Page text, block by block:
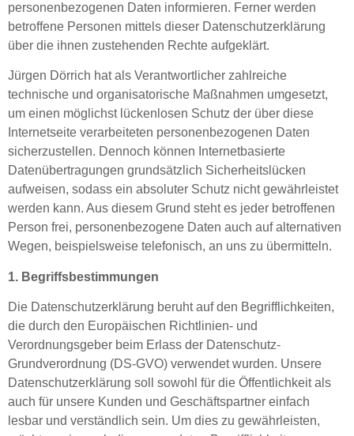
personenbezogenen Daten informieren. Ferner werden
betroffene Personen mittels dieser Datenschutzerklärung
über die ihnen zustehenden Rechte aufgeklärt.
Jürgen Dörrich hat als Verantwortlicher zahlreiche
technische und organisatorische Maßnahmen umgesetzt,
um einen möglichst lückenlosen Schutz der über diese
Internetseite verarbeiteten personenbezogenen Daten
sicherzustellen. Dennoch können Internetbasierte
Datenübertragungen grundsätzlich Sicherheitslücken
aufweisen, sodass ein absoluter Schutz nicht gewährleistet
werden kann. Aus diesem Grund steht es jeder betroffenen
Person frei, personenbezogene Daten auch auf alternativen
Wegen, beispielsweise telefonisch, an uns zu übermitteln.
1. Begriffsbestimmungen
Die Datenschutzerklärung beruht auf den Begrifflichkeiten,
die durch den Europäischen Richtlinien- und
Verordnungsgeber beim Erlass der Datenschutz-
Grundverordnung (DS-GVO) verwendet wurden. Unsere
Datenschutzerklärung soll sowohl für die Öffentlichkeit als
auch für unsere Kunden und Geschäftspartner einfach
lesbar und verständlich sein. Um dies zu gewährleisten,